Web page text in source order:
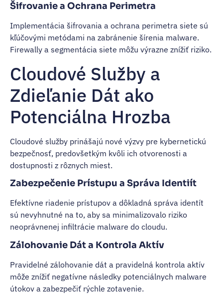
Šifrovanie a Ochrana Perimetra
Implementácia šifrovania a ochrana perimetra siete sú
kľúčovými metódami na zabránenie šírenia malware.
Firewally a segmentácia siete môžu výrazne znížiť riziko.
Cloudové Služby a
Zdieľanie Dát ako
Potenciálna Hrozba
Cloudové služby prinášajú nové výzvy pre kybernetickú
bezpečnosť, predovšetkým kvôli ich otvorenosti a
dostupnosti z rôznych miest.
Zabezpečenie Prístupu a Správa Identiít
Efektívne riadenie prístupov a dôkladná správa identít
sú nevyhnutné na to, aby sa minimalizovalo riziko
neoprávnenej infiltrácie malware do cloudu.
Zálohovanie Dát a Kontrola Aktív
Pravidelné zálohovanie dát a pravidelná kontrola aktív
môže znížiť negatívne následky potenciálnych malware
útokov a zabezpečiť rýchle zotavenie.